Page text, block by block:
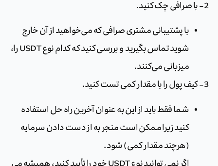
2- با صرافی چک کنید.
با پشتیبانی مشتری صرافی که می‌خواهید از آن خارج
شوید تماس بگیرید و بررسی کنید که کدام نوع USDT را،
میزبانی می‌کنند.
3- کیف پول را با مقدار کمی تست کنید.
شما فقط باید از این به عنوان آخرین راه حل استفاده
کنید زیرا ممکن است منجر به از دست دادن سرمایه
(هرچند مقدار کمی) شود.
اگر نمی توانید نوع USDT خود را تأیید کنید، همیشه می